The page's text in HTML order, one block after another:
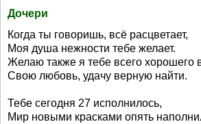
Дочери
Когда ты говоришь, всё расцветает,
Моя душа нежности тебе желает.
Желаю также я тебе всего хорошего
Свою любовь, удачу верную найти.
Тебе сегодня 27 исполнилось,
Мир новыми красками опять